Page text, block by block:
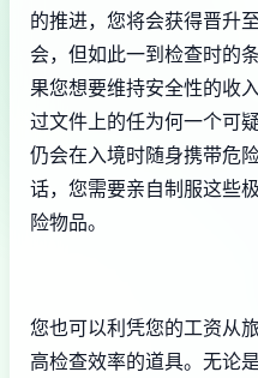
的推进，您将会获得晋升
会，但如此一到检查时的
果您想要维持安全性的收
过文件上的任为何一个可
仍会在入境时随身携带危
话，您需要亲自制服这些
险物品。
您也可以利凭您的工资从
高检查效率的道具。无论